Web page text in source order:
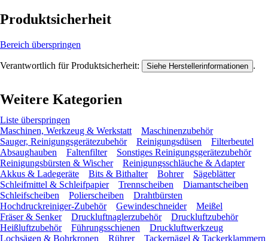
Produktsicherheit
Bereich überspringen
Verantwortlich für Produktsicherheit: Siehe Herstellerinformationen .
Weitere Kategorien
Liste überspringen
Maschinen, Werkzeug & Werkstatt
Maschinenzubehör
Sauger, Reinigungsgerätezubehör
Reinigungsdüsen
Filterbeutel
Absaughauben
Faltenfilter
Sonstiges Reinigungsgerätezubehör
Reinigungsbürsten & Wischer
Reinigungsschläuche & Adapter
Akkus & Ladegeräte
Bits & Bithalter Bohrer
Sägeblätter
Schleifmittel & Schleifpapier
Trennscheiben
Diamantscheiben
Schleifscheiben
Polierscheiben
Drahtbürsten
Hochdruckreiniger-Zubehör
Gewindeschneider
Meißel
Fräser & Senker
Druckluftnaglerzubehör
Druckluftzubehör
Heißluftzubehör
Führungsschienen
Druckluftwerkzeug
Lochsägen & Bohrkronen
Rührer
Tackernägel & Tackerklammern